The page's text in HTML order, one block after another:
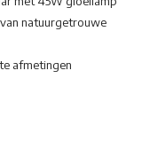
natuurgetrouwe
afmetingen